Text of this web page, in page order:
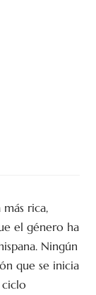
rica,
el género ha
Ningún
que se inicia